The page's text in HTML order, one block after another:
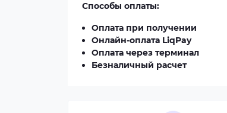
Способы оплаты:
Оплата при получении
Онлайн-оплата LiqPay
Оплата через терминал
Безналичный расчет